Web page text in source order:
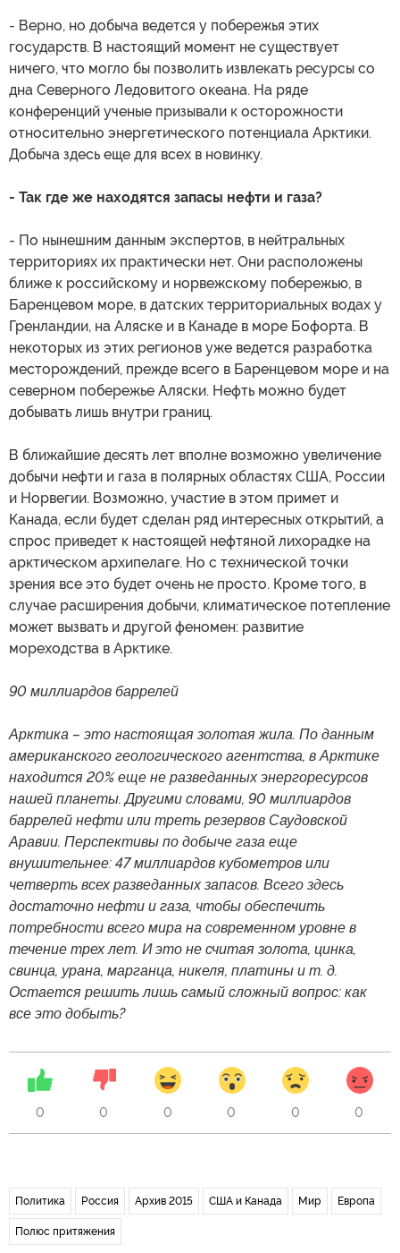
- Верно, но добыча ведется у побережья этих
государств. В настоящий момент не существует
ничего, что могло бы позволить извлекать ресурсы со
дна Северного Ледовитого океана. На ряде
конференций ученые призывали к осторожности
относительно энергетического потенциала Арктики.
Добыча здесь еще для всех в новинку.
- Так где же находятся запасы нефти и газа?
- По нынешним данным экспертов, в нейтральных
территориях их практически нет. Они расположены
ближе к российскому и норвежскому побережью, в
Баренцевом море, в датских территориальных водах у
Гренландии, на Аляске и в Канаде в море Бофорта. В
некоторых из этих регионов уже ведется разработка
месторождений, прежде всего в Баренцевом море и на
северном побережье Аляски. Нефть можно будет
добывать лишь внутри границ.
В ближайшие десять лет вполне возможно увеличение
добычи нефти и газа в полярных областях США, России
и Норвегии. Возможно, участие в этом примет и
Канада, если будет сделан ряд интересных открытий, а
спрос приведет к настоящей нефтяной лихорадке на
арктическом архипелаге. Но с технической точки
зрения все это будет очень не просто. Кроме того, в
случае расширения добычи, климатическое потепление
может вызвать и другой феномен: развитие
мореходства в Арктике.
90 миллиардов баррелей
Арктика – это настоящая золотая жила. По данным
американского геологического агентства, в Арктике
находится 20% еще не разведанных энергоресурсов
нашей планеты. Другими словами, 90 миллиардов
баррелей нефти или треть резервов Саудовской
Аравии. Перспективы по добыче газа еще
внушительнее: 47 миллиардов кубометров или
четверть всех разведанных запасов. Всего здесь
достаточно нефти и газа, чтобы обеспечить
потребности всего мира на современном уровне в
течение трех лет. И это не считая золота, цинка,
свинца, урана, марганца, никеля, платины и т. д.
Остается решить лишь самый сложный вопрос: как
все это добыть?
0 0 0 0 0 0
Политика Россия Архив 2015 США и Канада Мир Европа
Полюс притяжения